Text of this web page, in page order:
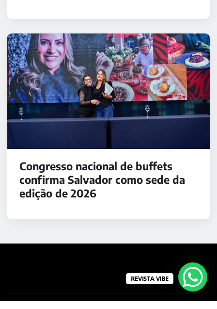
Congresso nacional de buffets
confirma Salvador como sede da
edição de 2026
REVISTA VIBE